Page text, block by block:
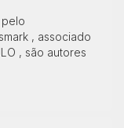
pelo
, associado
, são autores